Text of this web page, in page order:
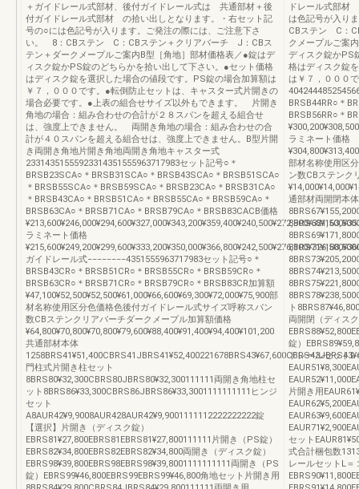
＋ガイドレール式部材、後付ガイドレール式は 共通部材＋後
付ガイドレール式部材 の拾い出しとなります。・右セット記
号の○には色記号が入ります。ご発注の際には、ご注意下さ
い。 8：CBステン C：CBステン＋クリアバーチ J：CBス
テン＋ダークメープルご案内B型［角地］部材価格表／●錠はデ
ィスク錠かPS錠のどちらかを拾い出して下さい。●セット価格
はディスク錠を選択した場合の値段です。PS錠の場合加算額は
￥７，０００です。●転倒防止セットは、キャスター式片開きの
場合必要です。●上表の組合せサイズ以外もできます。 片開き
角地の場合：組み合わせの合計が２８スパンを超える組合せ
は、強度上できません。 両開き角地の場合：組み合わせの合
計が４０スパンを超える組合せは、強度上できません。B型片開
き両開き角地片開き角地両開き角地キャスター式
23314351555923314351555963717983セット記号○＊
BRSB23SCA○＊BRSB31SCA○＊BRSB43SCA○＊BRSB51SCA○
＊BRSB55SCA○＊BRSB59SCA○＊BRSB23CA○＊BRSB31CA○
＊BRSB43CA○＊BRSB51CA○＊BRSB55CA○＊BRSB59CA○＊
BRSB63CA○＊BRSB71CA○＊BRSB79CA○＊BRSB83CACB価格
ラミネート価格
ガイドレール式−−−−−−−−4351555963717983セット記号○＊
BRSB43CR○＊BRSB51CR○＊BRSB55CR○＊BRSB59CR○＊
BRSB63CR○＊BRSB71CR○＊BRSB79CR○＊BRSB83CR加算額
¥47,100¥52,500¥52,500¥61,000¥66,600¥69,300¥72,000¥75,900部
材名称使用区分色価格色後付ガイドレール式サイズ呼称スパン
数CBステンクリアバーチダークメープル加算額価格
¥64,800¥70,800¥70,800¥79,600¥88,400¥91,400¥94,400¥101,200
共通部材本体
門柱式片開き柱セット
8BRS80¥32,300CBRS80JBRS80¥32,300111111両開き角地柱セ
ット8BRS86¥33,300CBRS86JBRS86¥33,3001111111111ヒンジ
セット
A8AUR42¥9,9008AUR428AUR42¥9,9001111112222222222錠
【選択】片開き（ディスク錠）
EBRS81¥27,800EBRS81EBRS81¥27,800111111片開き（PS錠）
EBRS82¥34,800EBRS82EBRS82¥34,800両開き（ディスク錠）
EBRS98¥39,800EBRS98EBRS98¥39,8001111111111両開き（PS
錠）EBRS99¥46,800EBRS99EBRS99¥46,800角地セット片開き用
ドレール式部材
は色記号が入り
CBステン C：
クメープルご案
ディスク錠かPS
格はディスク錠
は￥７，０００
BRSB44RR○＊
BRSB56RR○＊
ラミネート価格
部材名称使用区
ン数CBステンク
通部材両開閉本
ト
両開閉（ディス
錠）
ドレールセットL
片開き用
セット
式合計梱包数
レールセットL＝